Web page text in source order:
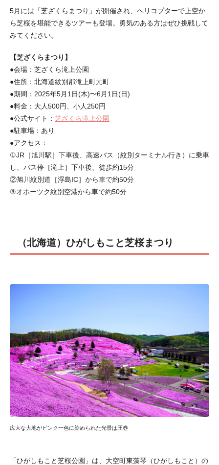
5月には「芝ざくらまつり」が開催され、ヘリコプターで上空か
ら芝桜を堪能できるツアーも登場。勇気のある方はぜひ挑戦して
みてください。
【芝ざくらまつり】
●会場：芝ざくら滝上公園
●住所：北海道紋別郡滝上町元町
●期間：2025年5月1日(木)〜6月1日(日)
●料金：大人500円、小人250円
●公式サイト： 芝ざくら滝上公園
●駐車場：あり
●アクセス：
①JR［旭川駅］下車後、高速バス（紋別ターミナル行き）に乗車
し、バス停［滝上］下車後、徒歩約15分
②旭川紋別道［浮島IC］から車で約50分
③オホーツク紋別空港から車で約50分
（北海道）ひがしもこと芝桜まつり
広大な大地がピンク一色に染められた光景は圧巻
「ひがしもこと芝桜公園」は、大空町東藻琴（ひがしもこと）の